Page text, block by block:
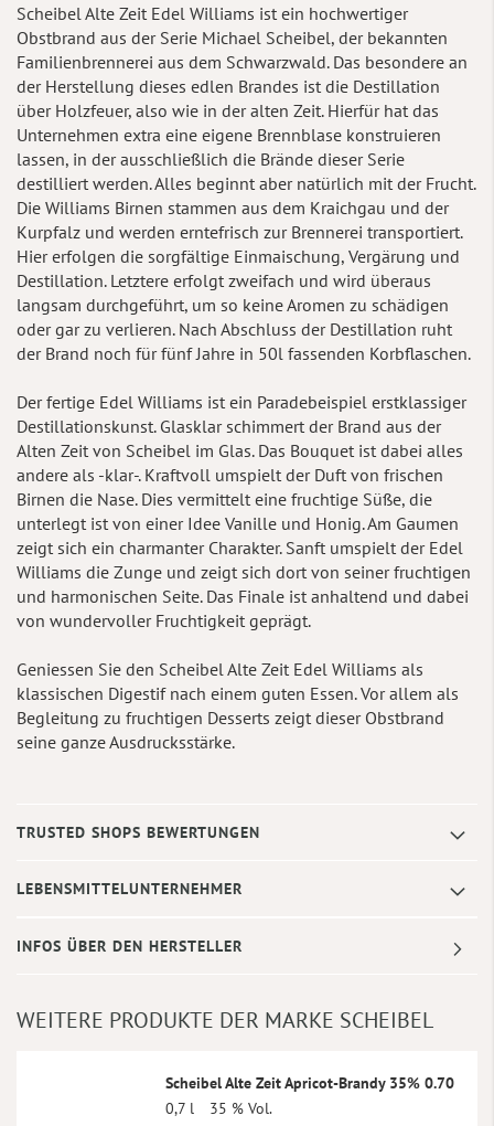
Scheibel Alte Zeit Edel Williams ist ein hochwertiger
Obstbrand aus der Serie Michael Scheibel, der bekannten
Familienbrennerei aus dem Schwarzwald. Das besondere an
der Herstellung dieses edlen Brandes ist die Destillation
über Holzfeuer, also wie in der alten Zeit. Hierfür hat das
Unternehmen extra eine eigene Brennblase konstruieren
lassen, in der ausschließlich die Brände dieser Serie
destilliert werden. Alles beginnt aber natürlich mit der Frucht.
Die Williams Birnen stammen aus dem Kraichgau und der
Kurpfalz und werden erntefrisch zur Brennerei transportiert.
Hier erfolgen die sorgfältige Einmaischung, Vergärung und
Destillation. Letztere erfolgt zweifach und wird überaus
langsam durchgeführt, um so keine Aromen zu schädigen
oder gar zu verlieren. Nach Abschluss der Destillation ruht
der Brand noch für fünf Jahre in 50l fassenden Korbflaschen.
Der fertige Edel Williams ist ein Paradebeispiel erstklassiger
Destillationskunst. Glasklar schimmert der Brand aus der
Alten Zeit von Scheibel im Glas. Das Bouquet ist dabei alles
andere als -klar-. Kraftvoll umspielt der Duft von frischen
Birnen die Nase. Dies vermittelt eine fruchtige Süße, die
unterlegt ist von einer Idee Vanille und Honig. Am Gaumen
zeigt sich ein charmanter Charakter. Sanft umspielt der Edel
Williams die Zunge und zeigt sich dort von seiner fruchtigen
und harmonischen Seite. Das Finale ist anhaltend und dabei
von wundervoller Fruchtigkeit geprägt.
Geniessen Sie den Scheibel Alte Zeit Edel Williams als
klassischen Digestif nach einem guten Essen. Vor allem als
Begleitung zu fruchtigen Desserts zeigt dieser Obstbrand
seine ganze Ausdrucksstärke.
TRUSTED SHOPS BEWERTUNGEN
LEBENSMITTELUNTERNEHMER
INFOS ÜBER DEN HERSTELLER
WEITERE PRODUKTE DER MARKE SCHEIBEL
Scheibel Alte Zeit Apricot-Brandy 35% 0.70
0,7 l
35 % Vol.